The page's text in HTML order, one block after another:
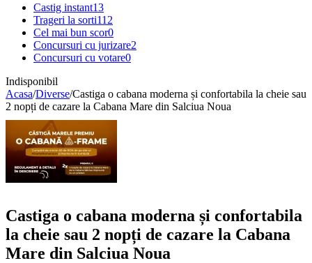
Castig instant13
Trageri la sorti112
Cel mai bun scor0
Concursuri cu jurizare2
Concursuri cu votare0
Indisponibil
Acasa/Diverse/Castiga o cabana moderna și confortabila la cheie sau
2 nopți de cazare la Cabana Mare din Salciua Noua
Castiga o cabana moderna și confortabila
la cheie sau 2 nopți de cazare la Cabana
Mare din Salciua Noua